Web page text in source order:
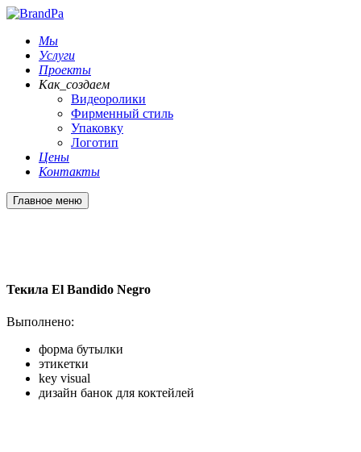
Мы
Услуги
Проекты
Как_создаем
Видеоролики
Фирменный стиль
Упаковку
Логотип
Цены
Контакты
Главное меню
Текила El Bandido Negro
Выполнено:
форма бутылки
этикетки
key visual
дизайн банок для коктейлей